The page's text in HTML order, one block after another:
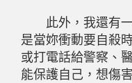
此外，我還有一
是當妳衝動要自殺
或打電話給警察、
能保護自己，想傷